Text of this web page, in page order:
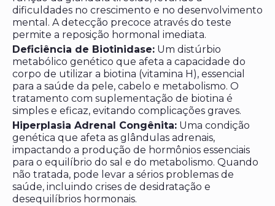
dificuldades no crescimento e no desenvolvimento
mental. A detecção precoce através do teste
permite a reposição hormonal imediata.
Deficiência de Biotinidase: Um distúrbio
metabólico genético que afeta a capacidade do
corpo de utilizar a biotina (vitamina H), essencial
para a saúde da pele, cabelo e metabolismo. O
tratamento com suplementação de biotina é
simples e eficaz, evitando complicações graves.
Hiperplasia Adrenal Congênita: Uma condição
genética que afeta as glândulas adrenais,
impactando a produção de hormônios essenciais
para o equilíbrio do sal e do metabolismo. Quando
não tratada, pode levar a sérios problemas de
saúde, incluindo crises de desidratação e
desequilíbrios hormonais.